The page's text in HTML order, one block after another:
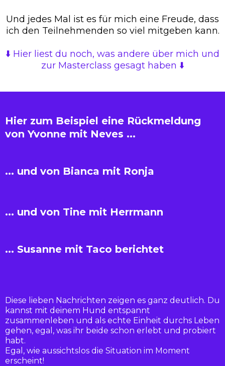
Und jedes Mal ist es für mich eine Freude, dass
ich den Teilnehmenden so viel mitgeben kann.
⬇️ Hier liest du noch, was andere über mich und
zur Masterclass gesagt haben ⬇️
Hier zum Beispiel eine Rückmeldung
von Yvonne mit Neves ...
... und von Bianca mit Ronja
... und von Tine mit Herrmann
... Susanne mit Taco berichtet
Diese lieben Nachrichten zeigen es ganz deutlich. Du
kannst mit deinem Hund entspannt
zusammenleben und als echte Einheit durchs Leben
gehen, egal, was ihr beide schon erlebt und probiert
habt.
Egal, wie aussichtslos die Situation im Moment
erscheint!